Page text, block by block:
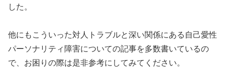
した。
他にもこういった対人トラブルと深い関係にある自己愛性
パーソナリティ障害についての記事を多数書いているの
で、お困りの際は是非参考にしてみてください。